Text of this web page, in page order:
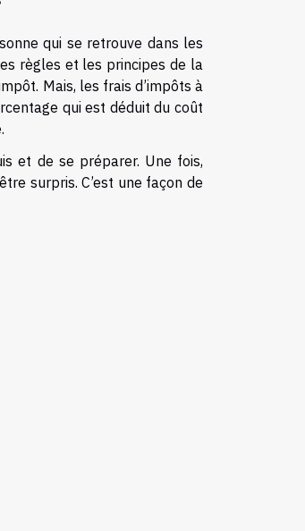
qui se retrouve dans les
règles et les principes de la
Mais, les frais d’impôts à
qui est déduit du coût
et de se préparer. Une fois,
surpris. C’est une façon de